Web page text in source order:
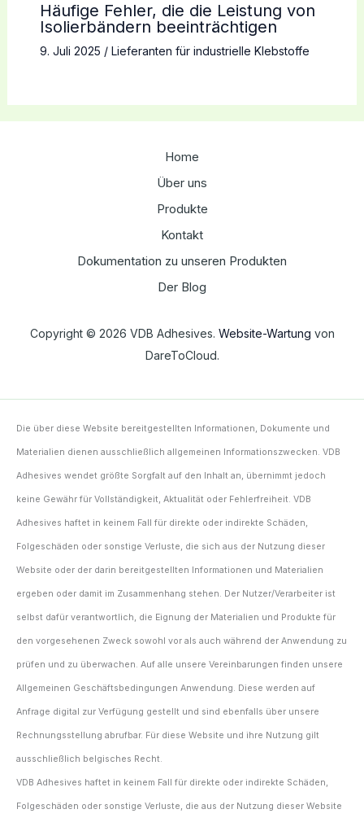
Häufige Fehler, die die Leistung von
Isolierbändern beeinträchtigen
9. Juli 2025 / Lieferanten für industrielle Klebstoffe
Home
Über uns
Produkte
Kontakt
Dokumentation zu unseren Produkten
Der Blog
Copyright © 2026 VDB Adhesives. Website-Wartung von
DareToCloud.
Die über diese Website bereitgestellten Informationen, Dokumente und
Materialien dienen ausschließlich allgemeinen Informationszwecken. VDB
Adhesives wendet größte Sorgfalt auf den Inhalt an, übernimmt jedoch
keine Gewähr für Vollständigkeit, Aktualität oder Fehlerfreiheit. VDB
Adhesives haftet in keinem Fall für direkte oder indirekte Schäden,
Folgeschäden oder sonstige Verluste, die sich aus der Nutzung dieser
Website oder der darin bereitgestellten Informationen und Materialien
ergeben oder damit im Zusammenhang stehen. Der Nutzer/Verarbeiter ist
selbst dafür verantwortlich, die Eignung der Materialien und Produkte für
den vorgesehenen Zweck sowohl vor als auch während der Anwendung zu
prüfen und zu überwachen. Auf alle unsere Vereinbarungen finden unsere
Allgemeinen Geschäftsbedingungen Anwendung. Diese werden auf
Anfrage digital zur Verfügung gestellt und sind ebenfalls über unsere
Rechnungsstellung abrufbar. Für diese Website und ihre Nutzung gilt
ausschließlich belgisches Recht.
VDB Adhesives haftet in keinem Fall für direkte oder indirekte Schäden,
Folgeschäden oder sonstige Verluste, die aus der Nutzung dieser Website